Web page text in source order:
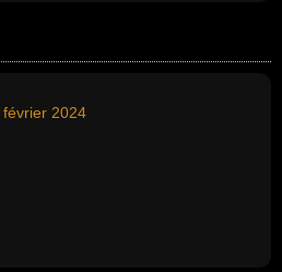
février 2024